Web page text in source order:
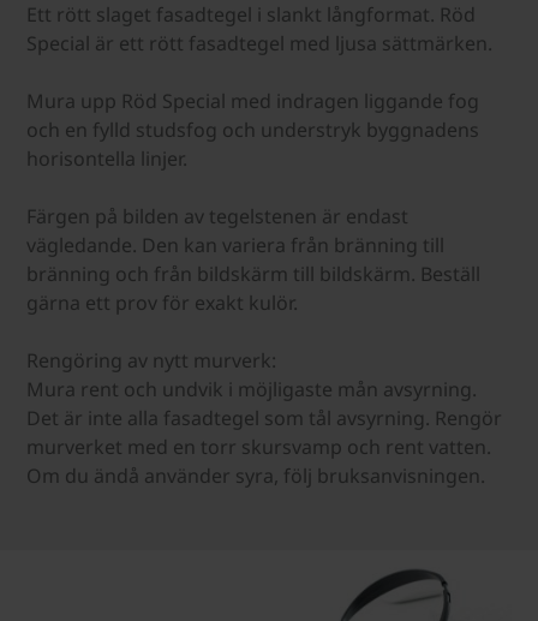
Ett rött slaget fasadtegel i slankt långformat. Röd
Special är ett rött fasadtegel med ljusa sättmärken.
Mura upp Röd Special med indragen liggande fog
och en fylld studsfog och understryk byggnadens
horisontella linjer.
Färgen på bilden av tegelstenen är endast
vägledande. Den kan variera från bränning till
bränning och från bildskärm till bildskärm. Beställ
gärna ett prov för exakt kulör.
Rengöring av nytt murverk:
Mura rent och undvik i möjligaste mån avsyrning.
Det är inte alla fasadtegel som tål avsyrning. Rengör
murverket med en torr skursvamp och rent vatten.
Om du ändå använder syra, följ bruksanvisningen.